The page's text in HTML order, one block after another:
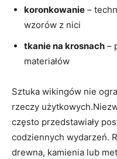
koronkowanie –
wzorów z nici
tkanie na krosnach –
materiałów
Sztuka wikingów nie
rzeczy
często przedstawiały
codziennych wydarzeń.
drewna, kamienia lub